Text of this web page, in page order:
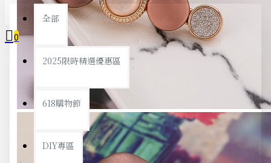
全部
2025限時精選優惠區
618購物節
DIY專區
0
您的購物車內沒有商品！